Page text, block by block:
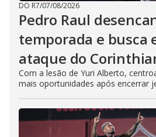
DO R7/07/08/2026
Pedro Raul
temporada e busca
ataque do
Com a lesão de Yuri Alberto,
mais oportunidades após encerrar